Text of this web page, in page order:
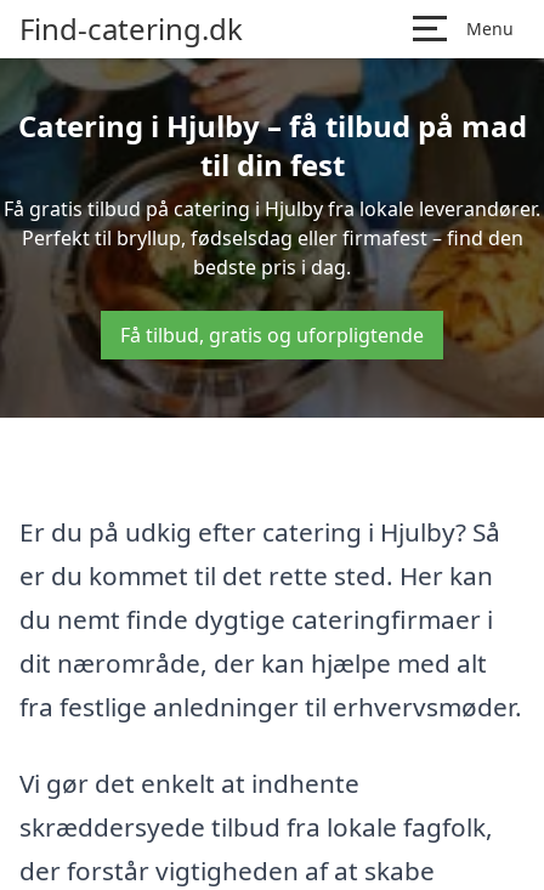
Find-catering.dk Menu
Catering i Hjulby – få tilbud på mad
til din fest
Få gratis tilbud på catering i Hjulby fra lokale leverandører.
Perfekt til bryllup, fødselsdag eller firmafest – find den
bedste pris i dag.
Få tilbud, gratis og uforpligtende
Er du på udkig efter catering i Hjulby? Så
er du kommet til det rette sted. Her kan
du nemt finde dygtige cateringfirmaer i
dit nærområde, der kan hjælpe med alt
fra festlige anledninger til erhvervsmøder.
Vi gør det enkelt at indhente
skræddersyede tilbud fra lokale fagfolk,
der forstår vigtigheden af at skabe